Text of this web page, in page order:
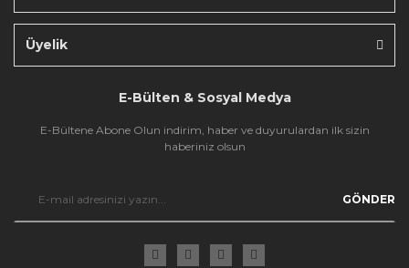
Üyelik
E-Bülten & Sosyal Medya
E-Bültene Abone Olun indirim, haber ve duyurulardan ilk sizin
haberiniz olsun
GÖNDER